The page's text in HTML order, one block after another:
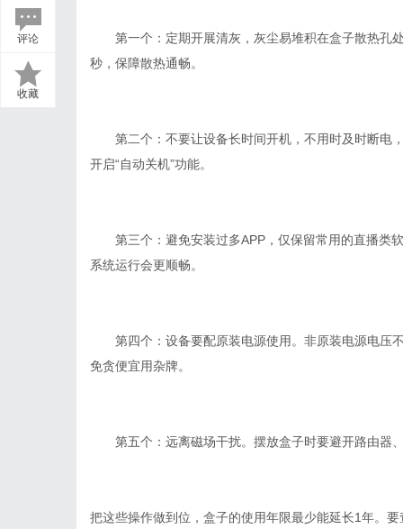
评论
收藏
第一个：定期开展清灰，灰尘易堆积在盒子散热孔
秒，保障散热通畅。
第二个：不要让设备长时间开机，不用时及时断电
开启“自动关机”功能。
第三个：避免安装过多APP ，仅保留常用的直播类
系统运行会更顺畅。
第四个：设备要配原装电源使用。非原装电源电压
免贪便宜用杂牌。
第五个：远离磁场干扰。摆放盒子时要避开路由器
把这些操作做到位，盒子的使用年限最少能延长1年。要